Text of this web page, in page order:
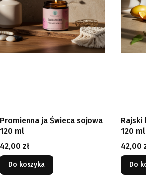
Promienna ja Świeca sojowa
120 ml
Cena
42,00 zł
Do koszyka
Rajski
120 ml
Cena
42,00
Do